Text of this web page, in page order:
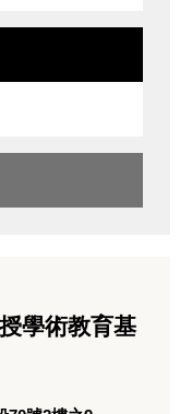
學術教育基